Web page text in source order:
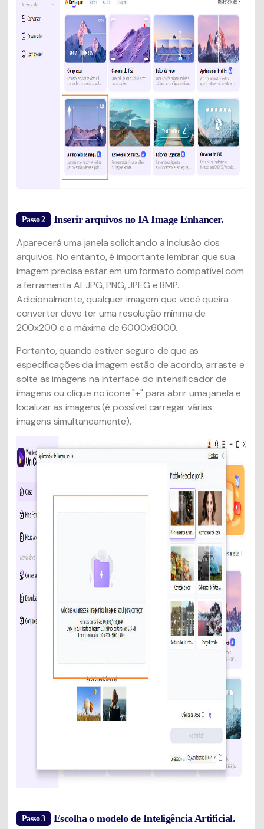
Passo 2 Inserir arquivos no IA Image Enhancer.
Aparecerá uma janela solicitando a inclusão dos
arquivos. No entanto, é importante lembrar que sua
imagem precisa estar em um formato compatível com
a ferramenta AI: JPG, PNG, JPEG e BMP.
Adicionalmente, qualquer imagem que você queira
converter deve ter uma resolução mínima de
200x200 e a máxima de 6000x6000.
Portanto, quando estiver seguro de que as
especificações da imagem estão de acordo, arraste e
solte as imagens na interface do intensificador de
imagens ou clique no ícone "+" para abrir uma janela e
localizar as imagens (é possível carregar várias
imagens simultaneamente).
Passo 3 Escolha o modelo de Inteligência Artificial.